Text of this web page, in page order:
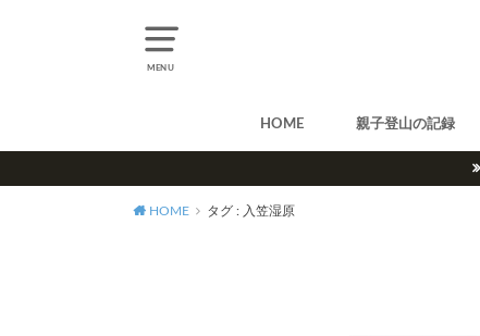
MENU
HOME 親子登山の記録
HOME タグ : 入笠湿原